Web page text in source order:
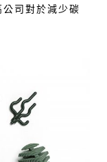
司對於減少碳